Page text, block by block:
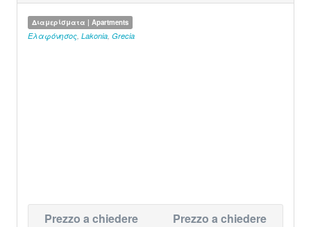
Διαμερίσματα | Apartments
Ελαφόνησος Lakonia Grecia
Prezzo a chiedere Prezzo a chiedere